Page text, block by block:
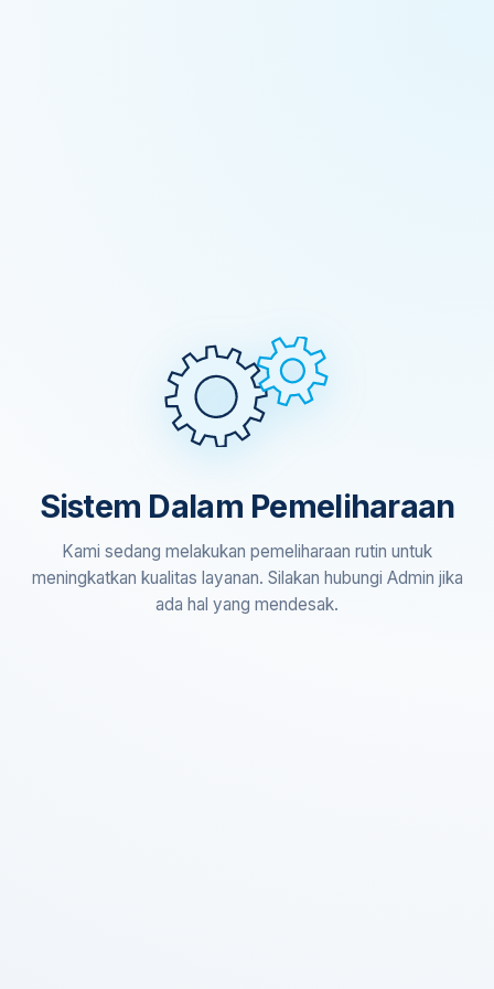
Sistem Dalam Pemeliharaan
Kami sedang melakukan pemeliharaan rutin untuk
meningkatkan kualitas layanan. Silakan hubungi Admin jika
ada hal yang mendesak.